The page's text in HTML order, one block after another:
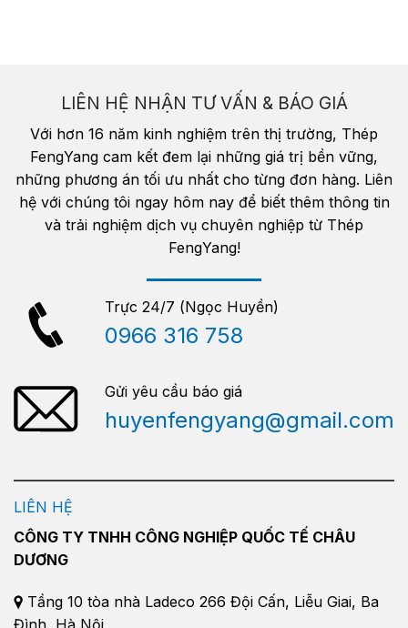
LIÊN HỆ NHẬN TƯ VẤN & BÁO GIÁ
Với hơn 16 năm kinh nghiệm trên thị trường, Thép
FengYang cam kết đem lại những giá trị bền vững,
những phương án tối ưu nhất cho từng đơn hàng. Liên
hệ với chúng tôi ngay hôm nay để biết thêm thông tin
và trải nghiệm dịch vụ chuyên nghiệp từ Thép
FengYang!
Trực 24/7 (Ngọc Huyền)
0966 316 758
Gửi yêu cầu báo giá
huyenfengyang@gmail.com
LIÊN HỆ
CÔNG TY TNHH CÔNG NGHIỆP QUỐC TẾ CHÂU
DƯƠNG
Tầng 10 tòa nhà Ladeco 266 Đội Cấn, Liễu Giai, Ba
Đình, Hà Nội